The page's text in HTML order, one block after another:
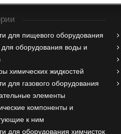
для пищевого оборудования
для оборудования воды и
химических жидкостей
для газового оборудования
элементы
компоненты и
к ним
для оборудования химчисток